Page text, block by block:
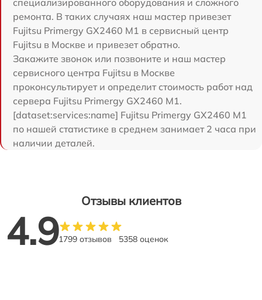
ремонта. В таких случаях наш мастер привезет
Fujitsu Primergy GX2460 M1 в сервисный центр
Fujitsu в Москве и привезет обратно.
Закажите звонок или позвоните и наш мастер
сервисного центра Fujitsu в Москве
проконсультирует и определит стоимость работ над
сервера Fujitsu Primergy GX2460 M1.
[dataset:services:name] Fujitsu Primergy GX2460 M1
по нашей статистике в среднем занимает 2 часа при
наличии деталей.
Отзывы клиентов
4.91799 отзывов 5358 оценок